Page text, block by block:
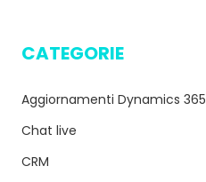
CATEGORIE
Aggiornamenti Dynamics 365
Chat live
CRM